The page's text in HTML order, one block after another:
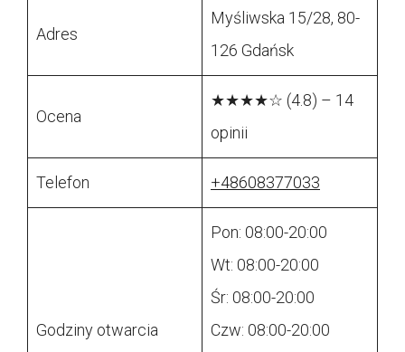
Adres
Myśliwska 15/28, 80-
126 Gdańsk
Ocena
★★★★☆ (4.8) – 14
opinii
Telefon +48608377033
Godziny otwarcia
Pon: 08:00-20:00
Wt: 08:00-20:00
Śr: 08:00-20:00
Czw: 08:00-20:00